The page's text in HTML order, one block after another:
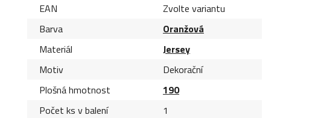
EAN
Zvolte variantu
Barva
Oranžová
Materiál
Jersey
Motiv
Dekorační
Plošná hmotnost
190
Počet ks v balení
1